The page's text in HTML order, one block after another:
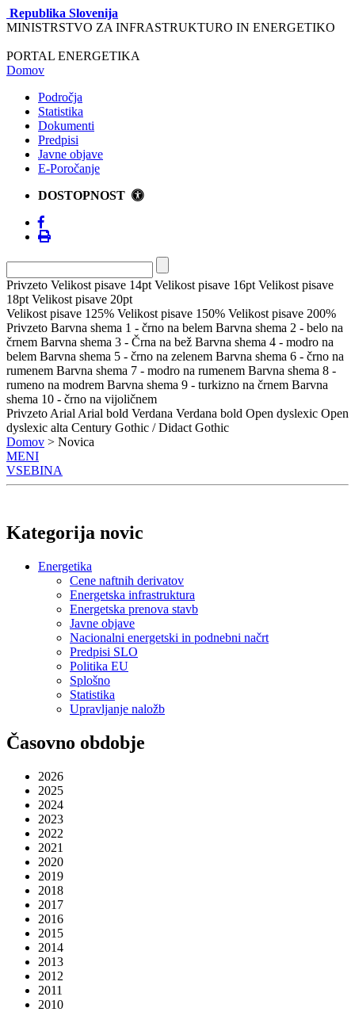
Republika Slovenija
MINISTRSTVO ZA INFRASTRUKTURO IN ENERGETIKO
PORTAL ENERGETIKA
Domov
Področja
Statistika
Dokumenti
Predpisi
Javne objave
E-Poročanje
DOSTOPNOST
Privzeto Velikost pisave 14pt Velikost pisave 16pt Velikost pisave
18pt Velikost pisave 20pt
Velikost pisave 125% Velikost pisave 150% Velikost pisave 200%
Privzeto Barvna shema 1 - črno na belem Barvna shema 2 - belo na
črnem Barvna shema 3 - Črna na bež Barvna shema 4 - modro na
belem Barvna shema 5 - črno na zelenem Barvna shema 6 - črno na
rumenem Barvna shema 7 - modro na rumenem Barvna shema 8 -
rumeno na modrem Barvna shema 9 - turkizno na črnem Barvna
shema 10 - črno na vijoličnem
Privzeto Arial Arial bold Verdana Verdana bold Open dyslexic Open
dyslexic alta Century Gothic / Didact Gothic
Domov > Novica
MENI
VSEBINA
Kategorija novic
Energetika
Cene naftnih derivatov
Energetska infrastruktura
Energetska prenova stavb
Javne objave
Nacionalni energetski in podnebni načrt
Predpisi SLO
Politika EU
Splošno
Statistika
Upravljanje naložb
Časovno obdobje
2026
2025
2024
2023
2022
2021
2020
2019
2018
2017
2016
2015
2014
2013
2012
2011
2010